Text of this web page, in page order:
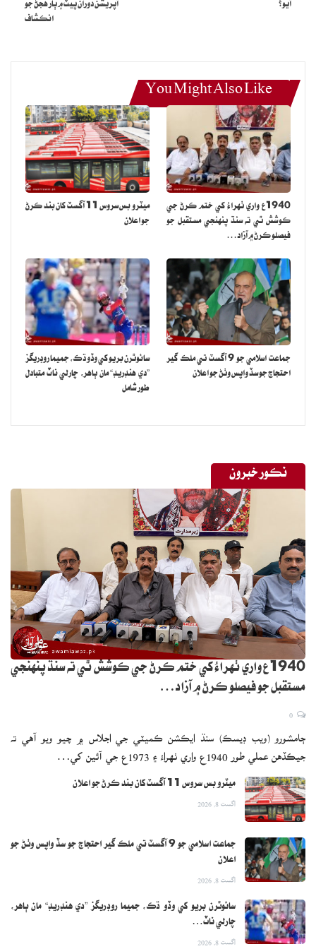
واضح رهي ته ماهم عامر پاڪستاني ڊراما انڊسٽري جي مشهور اداڪارا
آيو؟
آپريشن دوران پيٽ ۾ ٻار هجڻ جو
انڪشاف
You Might Also Like
1940ع واري ٺهراءُ کي ختم ڪرڻ جي
ڪوشش ٿي ته سنڌ پنهنجي مستقبل جو
فيصلو ڪرڻ ۾ آزاد…
ميٽرو بس سروس 11 آگسٽ کان بند ڪرڻ
جو اعلان
جماعت اسلامي جو 9 آگسٽ تي ملڪ گير
احتجاج جو سڏ واپس وٺڻ جو اعلان
سائوٿرن بريو کي وڏو ڌڪ، جميما روڊريگز
”دي هنڊريڊ“ مان ٻاهر، چارلي ناٽ متبادل
طور شامل
نڪور خبرون
1940ع واري ٺهراءُ کي ختم ڪرڻ جي ڪوشش ٿي ته سنڌ پنهنجي
مستقبل جو فيصلو ڪرڻ ۾ آزاد…
ڄامشورو (ويب ڊيسڪ) سنڌ ايڪشن ڪميٽي جي اجلاس ۾ چيو ويو آهي ته
جيڪڏهن عملي طور 1940ع واري ٺهراءُ ۽ 1973ع جي آئين کي…
ميٽرو بس سروس 11 آگسٽ کان بند ڪرڻ جو اعلان
اگست 8, 2026
جماعت اسلامي جو 9 آگسٽ تي ملڪ گير احتجاج جو سڏ واپس وٺڻ جو
اعلان
اگست 8, 2026
سائوٿرن بريو کي وڏو ڌڪ، جميما روڊريگز ”دي هنڊريڊ“ مان ٻاهر،
چارلي ناٽ…
اگست 8, 2026